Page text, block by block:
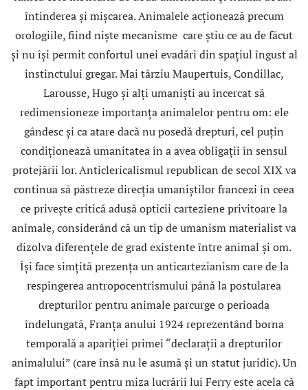
întinderea şi mişcarea. Animalele acţionează precum
orologiile, fiind nişte mecanisme care ştiu ce au de făcut
şi nu îşi permit confortul unei evadări din spaţiul îngust al
instinctului gregar. Mai târziu Maupertuis, Condillac,
Larousse, Hugo şi alţi umanişti au încercat să
redimensioneze importanța animalelor pentru om: ele
gândesc şi ca atare dacă nu posedă drepturi, cel puţin
condiţionează umanitatea în a avea obligaţii în sensul
protejării lor. Anticlericalismul republican de secol XIX va
continua să păstreze direcţia umaniştilor francezi în ceea
ce priveşte critică adusă opticii carteziene privitoare la
animale, considerând că un tip de umanism materialist va
dizolva diferenţele de grad existente între animal şi om.
Își face simțită prezența un anticartezianism care de la
respingerea antropocentrismului până la postularea
drepturilor pentru animale parcurge o perioada
îndelungată, Franţa anului 1924 reprezentând borna
temporală a apariţiei primei “declaraţii a drepturilor
animalului” (care însă nu le asumă şi un statut juridic). Un
fapt important pentru miza lucrării lui Ferry este acela că